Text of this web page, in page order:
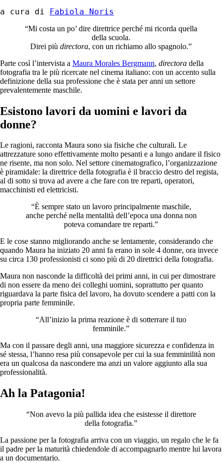
a cura di Fabiola Noris
“Mi costa un po’ dire direttrice perché mi ricorda quella
della scuola.
Direi più directora, con un richiamo allo spagnolo.”
Parte così l’intervista a Maura Morales Bergmann, directora della
fotografia tra le più ricercate nel cinema italiano: con un accento sulla
definizione della sua professione che è stata per anni un settore
prevalentemente maschile.
Esistono lavori da uomini e lavori da
donne?
Le ragioni, racconta Maura sono sia fisiche che culturali. Le
attrezzature sono effettivamente molto pesanti e a lungo andare il fisico
ne risente, ma non solo. Nel settore cinematografico, l’organizzazione
è piramidale: la direttrice della fotografia è il braccio destro del regista,
al di sotto si trova ad avere a che fare con tre reparti, operatori,
macchinisti ed elettricisti.
“È sempre stato un lavoro principalmente maschile,
anche perché nella mentalità dell’epoca una donna non
poteva comandare tre reparti.”
E le cose stanno migliorando anche se lentamente, considerando che
quando Maura ha iniziato 20 anni fa erano in sole 4 donne, ora invece
su circa 130 professionisti ci sono più di 20 direttrici della fotografia.
Maura non nasconde la difficoltà dei primi anni, in cui per dimostrare
di non essere da meno dei colleghi uomini, soprattutto per quanto
riguardava la parte fisica del lavoro, ha dovuto scendere a patti con la
propria parte femminile.
“All’inizio la prima reazione è di sotterrare il tuo
femminile.”
Ma con il passare degli anni, una maggiore sicurezza e confidenza in
sé stessa, l’hanno resa più consapevole per cui la sua femminilità non
era un qualcosa da nascondere ma anzi un valore aggiunto alla sua
professionalità.
Ah la Patagonia!
“Non avevo la più pallida idea che esistesse il direttore
della fotografia.”
La passione per la fotografia arriva con un viaggio, un regalo che le fa
il padre per la maturità chiedendole di accompagnarlo mentre lui lavora
a un documentario.